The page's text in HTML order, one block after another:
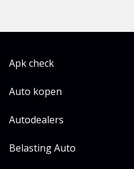
Apk check
Auto kopen
Autodealers
Belasting Auto